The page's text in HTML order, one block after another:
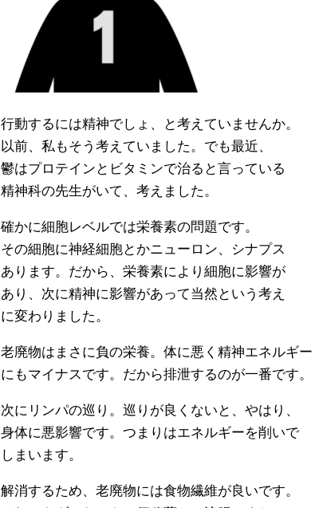
行動するには精神でしょ、と考えていませんか。
以前、私もそう考えていました。でも最近、
鬱はプロテインとビタミンで治ると言っている
精神科の先生がいて、考えました。
確かに細胞レベルでは栄養素の問題です。
その細胞に神経細胞とかニューロン、シナプス
あります。だから、栄養素により細胞に影響が
あり、次に精神に影響があって当然という考え
に変わりました。
老廃物はまさに負の栄養。体に悪く精神エネルギー
にもマイナスです。だから排泄するのが一番です。
次にリンパの巡り。巡りが良くないと、やはり、
身体に悪影響です。つまりはエネルギーを削いで
しまいます。
解消するため、老廃物には食物繊維が良いです。